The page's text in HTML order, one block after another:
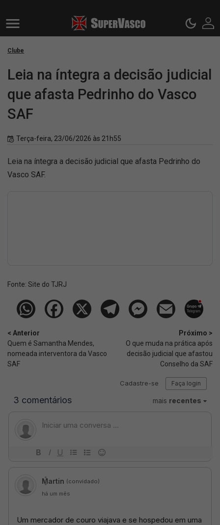
Clube
Leia na íntegra a decisão judicial
que afasta Pedrinho do Vasco
SAF
Terça-feira, 23/06/2026 às 21h55
Leia na íntegra a decisão judicial que afasta Pedrinho do
Vasco SAF.
Fonte: Site do TJRJ
< Anterior
Quem é Samantha Mendes,
nomeada interventora da Vasco
SAF
Próximo >
O que muda na prática após
decisão judicial que afastou
Conselho da SAF